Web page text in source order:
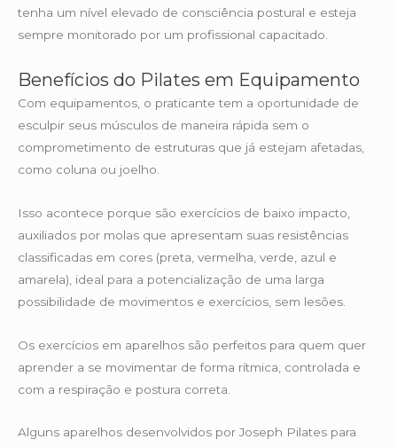
tenha um nível elevado de consciência postural e esteja
sempre monitorado por um profissional capacitado.
Benefícios do Pilates em Equipamento
Com equipamentos, o praticante tem a oportunidade de
esculpir seus músculos de maneira rápida sem o
comprometimento de estruturas que já estejam afetadas,
como coluna ou joelho.
Isso acontece porque são exercícios de baixo impacto,
auxiliados por molas que apresentam suas resistências
classificadas em cores (preta, vermelha, verde, azul e
amarela), ideal para a potencialização de uma larga
possibilidade de movimentos e exercícios, sem lesões.
Os exercícios em aparelhos são perfeitos para quem quer
aprender a se movimentar de forma rítmica, controlada e
com a respiração e postura correta.
Alguns aparelhos desenvolvidos por Joseph Pilates para